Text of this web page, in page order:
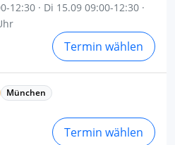
12:30 · Di 15.09 09:00-12:30 ·
Termin wählen
München
Termin wählen